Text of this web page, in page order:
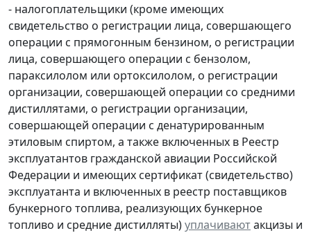
- налогоплательщики (кроме имеющих
свидетельство о регистрации лица, совершающего
операции с прямогонным бензином, о регистрации
лица, совершающего операции с бензолом,
параксилолом или ортоксилолом, о регистрации
организации, совершающей операции со средними
дистиллятами, о регистрации организации,
совершающей операции с денатурированным
этиловым спиртом, а также включенных в Реестр
эксплуатантов гражданской авиации Российской
Федерации и имеющих сертификат (свидетельство)
эксплуатанта и включенных в реестр поставщиков
бункерного топлива, реализующих бункерное
топливо и средние дистилляты)уплачиваютакцизы и